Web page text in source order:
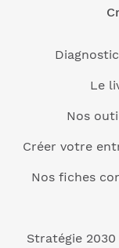
Le
Nos
Créer votre
Nos fiches
Stratégie